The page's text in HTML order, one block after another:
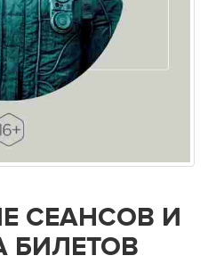
СЕАНСОВ И
БИЛЕТОВ